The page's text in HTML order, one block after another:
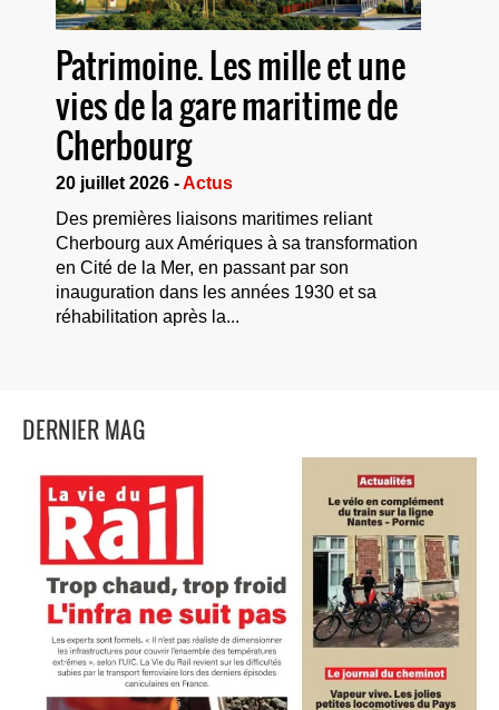
Patrimoine. Les mille et une
vies de la gare maritime de
Cherbourg
20 juillet 2026 -Actus
Des premières liaisons maritimes reliant
Cherbourg aux Amériques à sa transformation
en Cité de la Mer, en passant par son
inauguration dans les années 1930 et sa
réhabilitation après la...
DERNIER MAG